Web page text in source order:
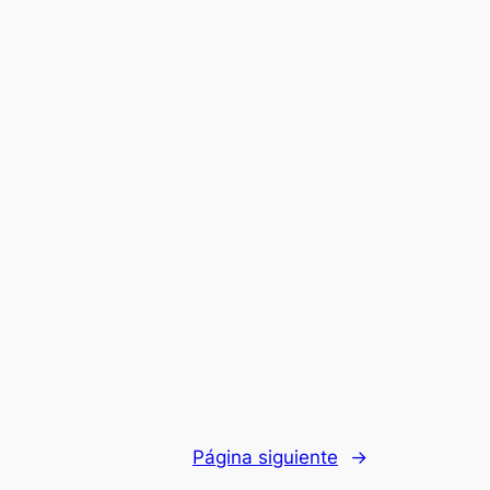
Página siguiente →